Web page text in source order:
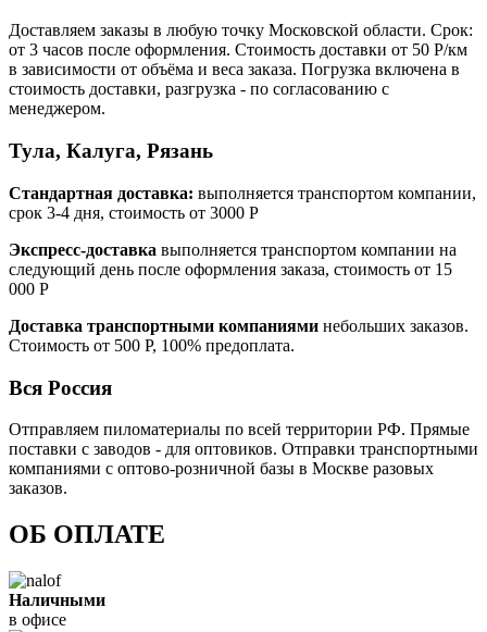
Доставляем заказы в любую точку Московской области. Срок:
от 3 часов после оформления. Стоимость доставки от 50 Р/км
в зависимости от объёма и веса заказа. Погрузка включена в
стоимость доставки, разгрузка - по согласованию с
менеджером.
Тула, Калуга, Рязань
Стандартная доставка: выполняется транспортом компании,
срок 3-4 дня, стоимость от 3000 Р
Экспресс-доставка выполняется транспортом компании на
следующий день после оформления заказа, стоимость от 15
000 Р
Доставка транспортными компаниями небольших заказов.
Стоимость от 500 Р, 100% предоплата.
Вся Россия
Отправляем пиломатериалы по всей территории РФ. Прямые
поставки с заводов - для оптовиков. Отправки транспортными
компаниями с оптово-розничной базы в Москве разовых
заказов.
ОБ ОПЛАТЕ
Наличными
в офисе